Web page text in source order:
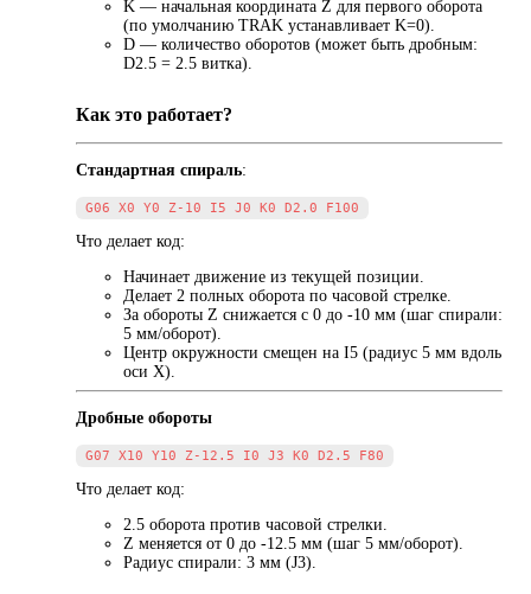
K — начальная координата Z для первого оборота
(по умолчанию TRAK устанавливает K=0).
D — количество оборотов (может быть дробным:
D2.5 = 2.5 витка).
Как это работает?
Стандартная спираль:
Что делает код:
Начинает движение из текущей позиции.
Делает 2 полных оборота по часовой стрелке.
За обороты Z снижается с 0 до -10 мм (шаг спирали:
5 мм/оборот).
Центр окружности смещен на I5 (радиус 5 мм вдоль
оси X).
Дробные обороты
Что делает код:
2.5 оборота против часовой стрелки.
Z меняется от 0 до -12.5 мм (шаг 5 мм/оборот).
Радиус спирали: 3 мм (J3).